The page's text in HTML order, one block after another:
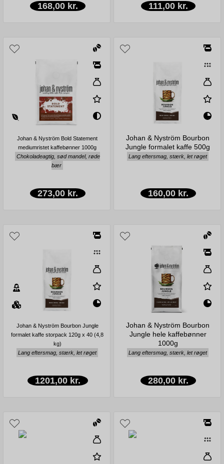
168,00 kr. 111,00 kr.
Johan & Nyström Bold Statement
mediumristet kaffebønner 1000g
Chokoladeagtig, sød mandel, røde
bær
273,00 kr.
Johan & Nyström Bourbon
Jungle formalet kaffe 500g
Lang eftersmag, stærk, let røget
160,00 kr.
Johan & Nyström Bourbon Jungle
formalet kaffe storpack 120g x 40 (4,8
kg)
Lang eftersmag, stærk, let røget
1201,00 kr.
Johan & Nyström Bourbon
Jungle hele kaffebønner
1000g
Lang eftersmag, stærk, let røget
280,00 kr.